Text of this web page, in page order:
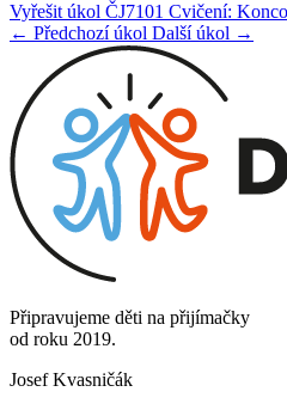
Vyřešit úkol ČJ7101 Cvičení:
← Předchozí úkol Další úkol →
Připravujeme děti na přijímačky
od roku 2019.
Josef Kvasničák